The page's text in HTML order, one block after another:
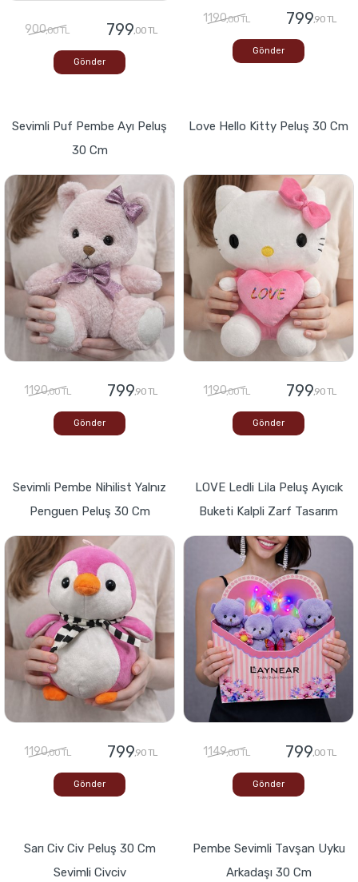
900,00 TL 799,00 TL
Gönder
1190,00 TL 799,90 TL
Gönder
Sevimli Puf Pembe Ayı Peluş
30 Cm
1190,00 TL 799,90 TL
Gönder
Love Hello Kitty Peluş 30 Cm
1190,00 TL 799,90 TL
Gönder
Sevimli Pembe Nihilist Yalnız
Penguen Peluş 30 Cm
1190,00 TL 799,90 TL
Gönder
LOVE Ledli Lila Peluş Ayıcık
Buketi Kalpli Zarf Tasarım
1149,00 TL 799,00 TL
Gönder
Sarı Civ Civ Peluş 30 Cm
Sevimli Civciv
Pembe Sevimli Tavşan Uyku
Arkadaşı 30 Cm